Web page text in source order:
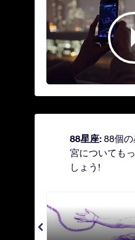
88星座: 88個
宮についても
しょう!
Andromeda - 鎖で